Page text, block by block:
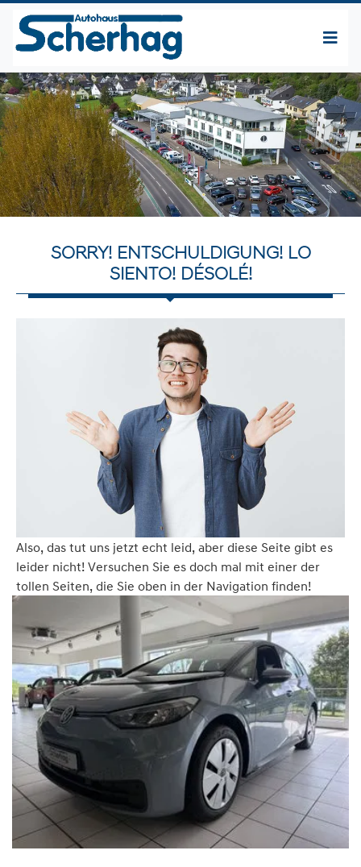
SORRY! ENTSCHULDIGUNG! LO
SIENTO! DÉSOLÉ!
Also, das tut uns jetzt echt leid, aber diese Seite gibt es
leider nicht! Versuchen Sie es doch mal mit einer der
tollen Seiten, die Sie oben in der Navigation finden!